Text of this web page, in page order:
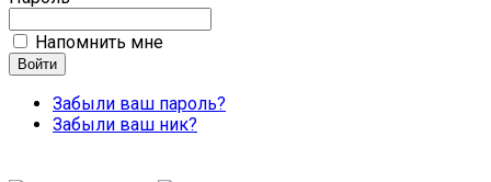
Напомнить мне
Забыли ваш пароль?
Забыли ваш ник?